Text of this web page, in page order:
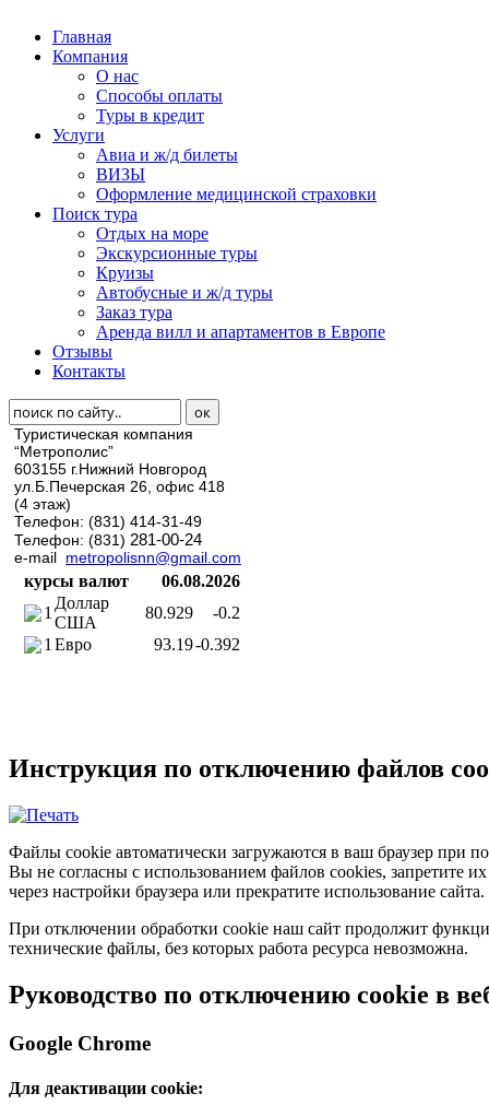
Главная
Компания
О нас
Способы оплаты
Туры в кредит
Услуги
Авиа и ж/д билеты
ВИЗЫ
Оформление медицинской страховки
Поиск тура
Отдых на море
Экскурсионные туры
Круизы
Автобусные и ж/д туры
Заказ тура
Аренда вилл и апартаментов в Европе
Отзывы
Контакты
Туристическая компания
“Метрополис”
603155 г.Нижний Новгород
ул.Б.Печерская 26, офис 418
(4 этаж)
Телефон: (831) 414-31-49
Телефон: (831) 281-00-24
e-mail metropolisnn@gmail.com
курсы валют
06.08.2026
1
Доллар
США
80.929
-0.2
1 Евро 93.19-0.392
Инструкция по отключению файлов
Файлы cookie автоматически загружаются в ваш браузер при
Вы не согласны с использованием файлов cookies, запретите
через настройки браузера или прекратите использование сайта.
При отключении обработки cookie наш сайт продолжит
технические файлы, без которых работа ресурса невозможна.
Руководство по отключению cookie в
Google Chrome
Для деактивации cookie: